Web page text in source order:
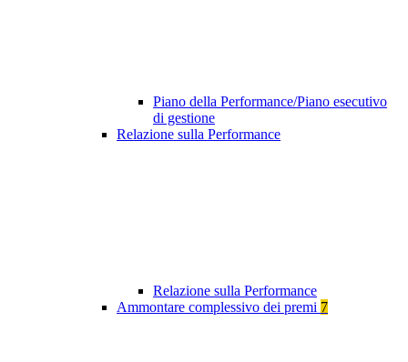
Piano della Performance/Piano esecutivo
di gestione
Relazione sulla Performance
Relazione sulla Performance
Ammontare complessivo dei premi 7